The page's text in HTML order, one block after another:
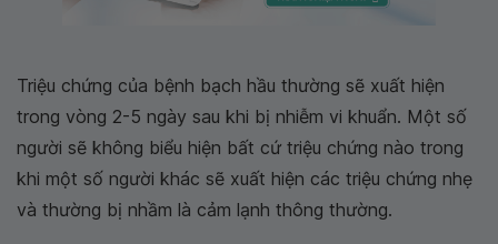
Triệu chứng của bệnh bạch hầu thường sẽ xuất hiện
trong vòng 2-5 ngày sau khi bị nhiễm vi khuẩn. Một số
người sẽ không biểu hiện bất cứ triệu chứng nào trong
khi một số người khác sẽ xuất hiện các triệu chứng nhẹ
và thường bị nhầm là cảm lạnh thông thường.